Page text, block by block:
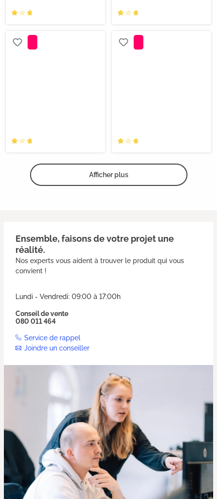
Afficher plus
Ensemble, faisons de votre projet une
réalité.
Nos experts vous aident à trouver le produit qui vous
convient !
Lundi - Vendredi: 09:00 à 17:00h
Conseil de vente
080 011 464
Service de rappel
Joindre un conseiller